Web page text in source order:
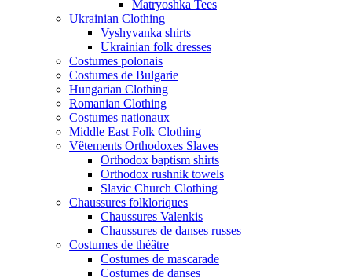
Matryoshka Tees
Ukrainian Clothing
Vyshyvanka shirts
Ukrainian folk dresses
Costumes polonais
Costumes de Bulgarie
Hungarian Clothing
Romanian Clothing
Costumes nationaux
Middle East Folk Clothing
Vêtements Orthodoxes Slaves
Orthodox baptism shirts
Orthodox rushnik towels
Slavic Church Clothing
Chaussures folkloriques
Chaussures Valenkis
Chaussures de danses russes
Costumes de théâtre
Costumes de mascarade
Costumes de danses